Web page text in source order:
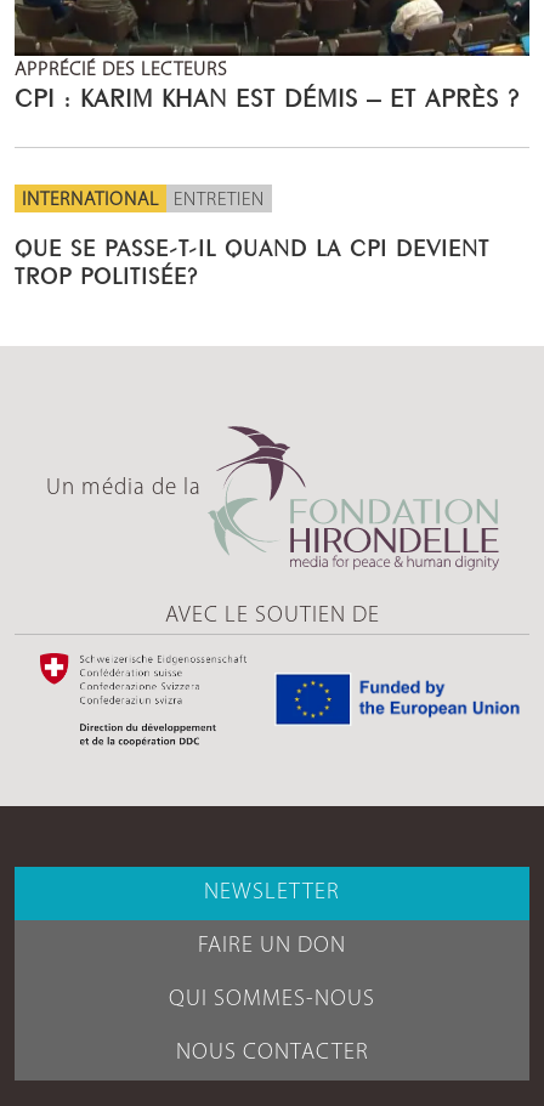
APPRÉCIÉ DES LECTEURS
CPI : KARIM KHAN EST DÉMIS – ET APRÈS ?
INTERNATIONAL ENTRETIEN
QUE SE PASSE-T-IL QUAND LA CPI DEVIENT
TROP POLITISÉE?
Un média de la
AVEC LE SOUTIEN DE
NEWSLETTER
FAIRE UN DON
QUI SOMMES-NOUS
NOUS CONTACTER